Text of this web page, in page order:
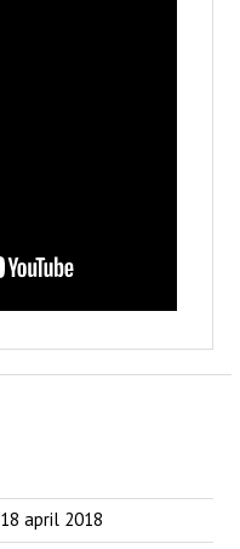
18 april 2018